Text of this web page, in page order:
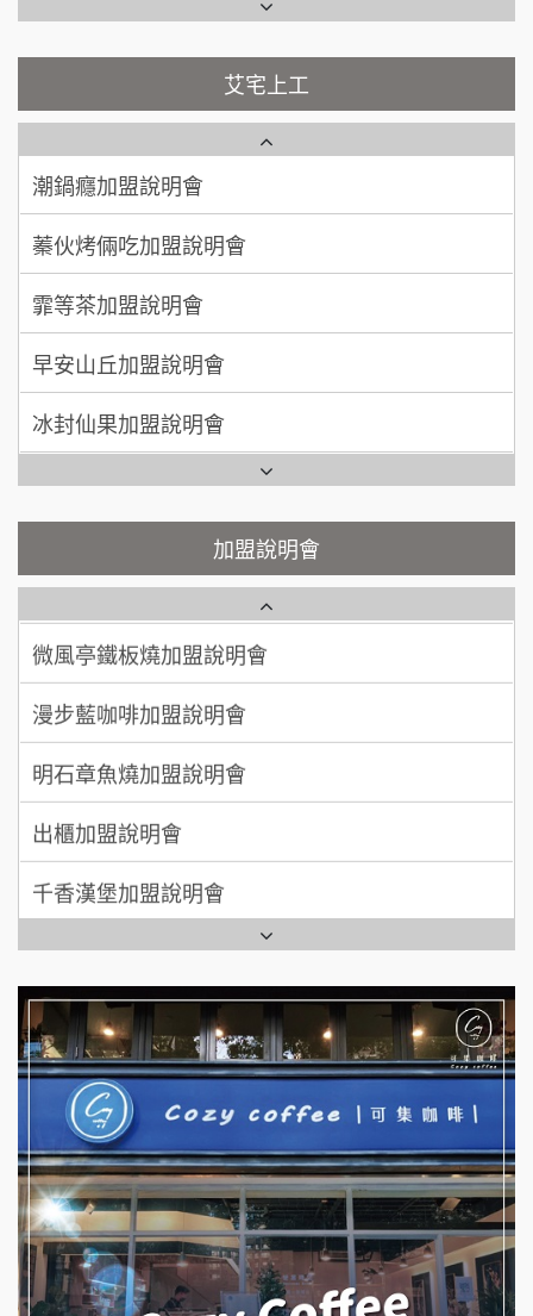
林 先生/小姐 屏東縣
加盟預算 100萬 ~ 200萬
吳 先生/小姐 屏東縣
加盟預算 100萬~200萬
周 先生/小姐 台北
加盟預算
徐 先生/小姐
加盟預算
何 先生/小姐
加盟預算 100萬~300萬
呂 先生/小姐 新竹市
顏 先生/小姐 台北市
加盟預算
廖 先生/小姐
加盟預算 200萬~300萬
艾宅上工
彭富貴加盟說明會
NU PASTA義大利麵加盟說明會
潮鍋癮加盟說明會
蓁伙烤倆吃加盟說明會
霏等茶加盟說明會
早安山丘加盟說明會
冰封仙果加盟說明會
Ramble Café 漫步藍咖啡加盟說明會
微風亭鐵板燒加盟說明會
【曉妍美妝】誠徵行政櫃檯
自助洗衣店誠徵代洗收送人員(台中市)
MUSHEN徵SPA美容芳療師
日十。早午食加盟說明會
拾鑶火鍋加盟說明會
全家加盟說明會
台灣G湯加盟說明會
彭富貴加盟說明會
NU PASTA義大利麵加盟說明會
潮鍋癮加盟說明會
蓁伙烤倆吃加盟說明會
加盟說明會
藍象廷泰式火鍋加盟說明會
日十。早午食加盟說明會
上宇林加盟說明會
莫尼早餐Morni加盟說明會
手作功夫茶加盟說明會
SHARE TEA歇腳亭加盟說明會
潮味決-湯滷專門店加盟說明會
鬍子茶加盟說明會
鮮茶道加盟說明會
微風亭鐵板燒加盟說明會
漫步藍咖啡加盟說明會
明石章魚燒加盟說明會
出櫃加盟說明會
千香漢堡加盟說明會
七盞茶加盟說明會
拉亞漢堡加盟說明會
杜芳子古味茶鋪加盟說明會
優握握×酸奶大獅加盟說明會
冬城門加盟說明會
拾鑶火鍋加盟說明會
阿性情趣無人販售所加盟明會